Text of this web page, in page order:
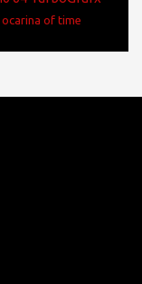
64TurboGrafx